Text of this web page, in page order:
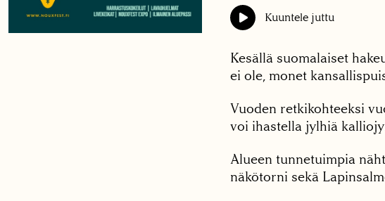
Kuuntele juttu
Kesällä suomalaiset
ei ole, monet
Vuoden retkikohteeksi
voi ihastella jylhiä
Alueen tunnetuimpia
näkötorni sekä